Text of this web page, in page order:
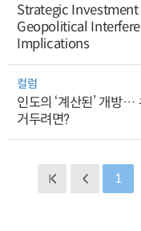
Strategic
Geopolitical
Implications
컬럼
인도의 ‘계산된’ 개방
거두려면?
1